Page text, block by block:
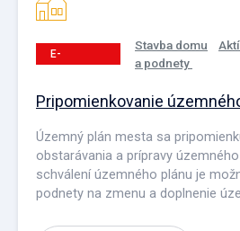
E-
Stavba domu
a podnety
Pripomienkovanie
Územný plán mesta sa
obstarávania a prípravy
schválení územného plánu je
podnety na zmenu a doplnenie